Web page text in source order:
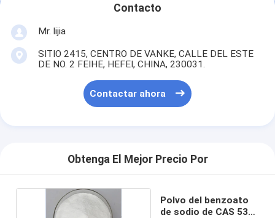
Contacto
Mr. lijia
SITIO 2415, CENTRO DE VANKE, CALLE DEL ESTE
DE NO. 2 FEIHE, HEFEI, CHINA, 230031.
Contactar ahora
Obtenga El Mejor Precio Por
Polvo del benzoato
de sodio de CAS 532-